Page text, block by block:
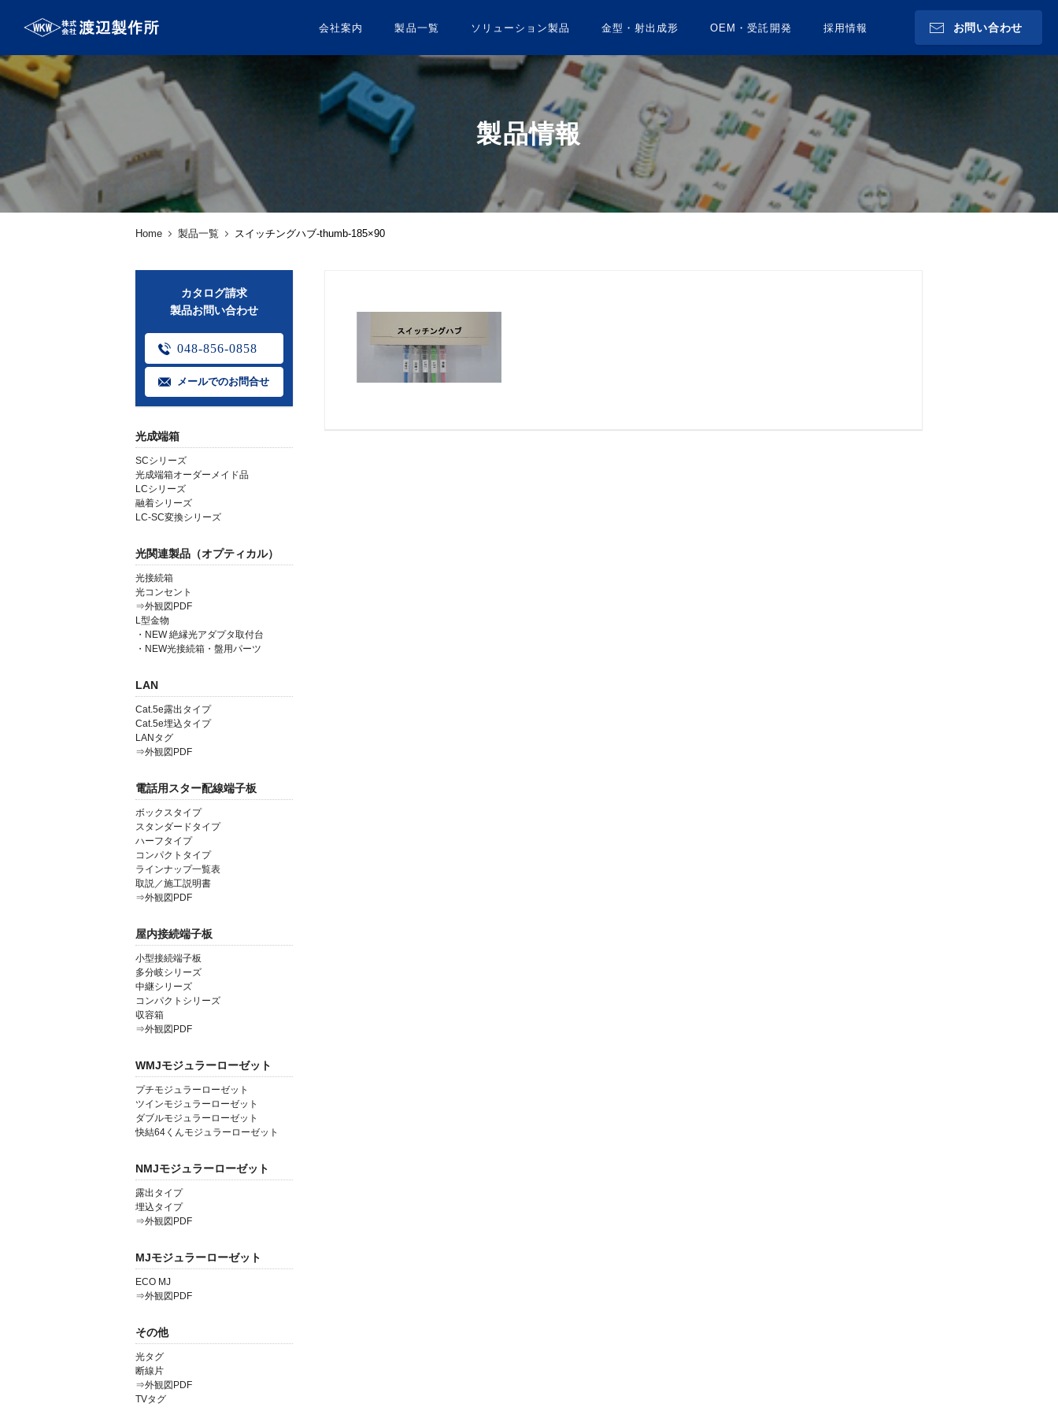
会社案内 製品一覧 ソリューション製品 金型・射出成形 OEM・受託開発 採用情報 お問い合わせ
製品情報
Home 製品一覧 スイッチングハブ-thumb-185×90
カタログ請求
製品お問い合わせ
048-856-0858
メールでのお問合せ
光成端箱
SCシリーズ
光成端箱オーダーメイド品
LCシリーズ
融着シリーズ
LC-SC変換シリーズ
光関連製品（オプティカル）
光接続箱
光コンセント
⇒外観図PDF
L型金物
・NEW 絶縁光アダプタ取付台
・NEW光接続箱・盤用パーツ
LAN
Cat.5e露出タイプ
Cat.5e埋込タイプ
LANタグ
⇒外観図PDF
電話用スター配線端子板
ボックスタイプ
スタンダードタイプ
ハーフタイプ
コンパクトタイプ
ラインナップ一覧表
取説／施工説明書
⇒外観図PDF
屋内接続端子板
小型接続端子板
多分岐シリーズ
中継シリーズ
コンパクトシリーズ
収容箱
⇒外観図PDF
WMJモジュラーローゼット
プチモジュラーローゼット
ツインモジュラーローゼット
ダブルモジュラーローゼット
快結64くんモジュラーローゼット
NMJモジュラーローゼット
露出タイプ
埋込タイプ
⇒外観図PDF
MJモジュラーローゼット
ECO MJ
⇒外観図PDF
その他
光タグ
断線片
⇒外観図PDF
TVタグ